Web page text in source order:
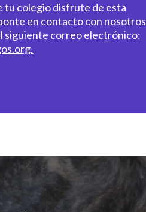
tu colegio disfrute de esta
en contacto con nosotros
siguiente correo electrónico: